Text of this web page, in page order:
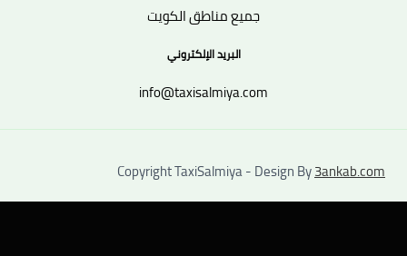
جميع مناطق الكويت
البريد الإلكتروني
info@taxisalmiya.com
Copyright TaxiSalmiya - Design By3ankab.com